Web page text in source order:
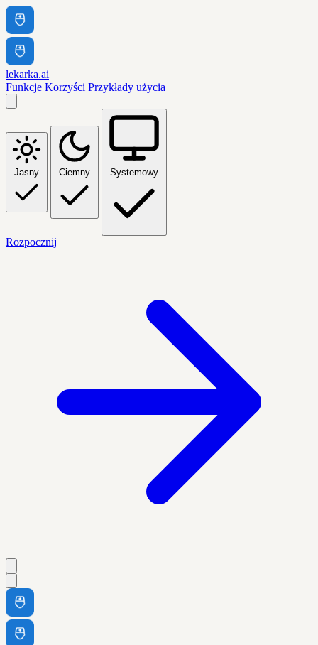
lekarka.ai
Funkcje Korzyści Przykłady użycia
Jasny Ciemny Systemowy
Rozpocznij